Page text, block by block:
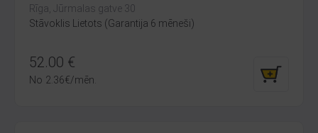
Rīga, Jūrmalas gatve 30
Stāvoklis Lietots (Garantija 6 mēneši)
52.00 €
No 2.36€/mēn.